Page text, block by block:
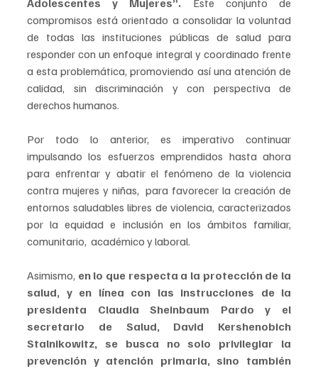
compromisos está orientado a consolidar la voluntad
de todas las instituciones públicas de salud para
responder con un enfoque integral y coordinado frente
a esta problemática, promoviendo así una atención de
calidad, sin discriminación y con perspectiva de
derechos humanos.
Por todo lo anterior, es imperativo continuar
impulsando los esfuerzos emprendidos hasta ahora
para enfrentar y abatir el fenómeno de la violencia
contra mujeres y niñas,  para favorecer la creación de
entornos saludables libres de violencia, caracterizados
por la equidad e inclusión en los ámbitos familiar,
comunitario,  académico y laboral.
Asimismo, en lo que respecta a la protección de la
salud, y en línea con las instrucciones de la
presidenta Claudia Sheinbaum Pardo y el
secretario de Salud, David Kershenobich
Stalnikowitz, se busca no solo privilegiar la
prevención y atención primaria, sino también